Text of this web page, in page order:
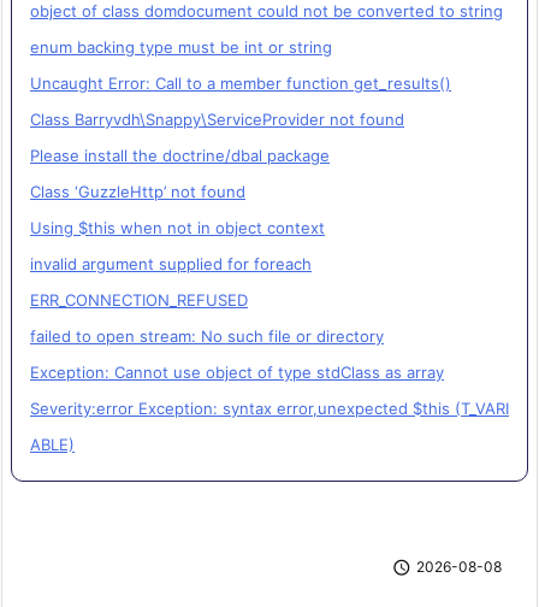
object of class domdocument could not be converted to string
enum backing type must be int or string
Uncaught Error: Call to a member function get_results()
Class Barryvdh\Snappy\ServiceProvider not found
Please install the doctrine/dbal package
Class ‘GuzzleHttp’ not found
Using $this when not in object context
invalid argument supplied for foreach
ERR_CONNECTION_REFUSED
failed to open stream: No such file or directory
Exception: Cannot use object of type stdClass as array
Severity:error Exception: syntax error,unexpected $this (T_VARI
ABLE)
 2026-08-08